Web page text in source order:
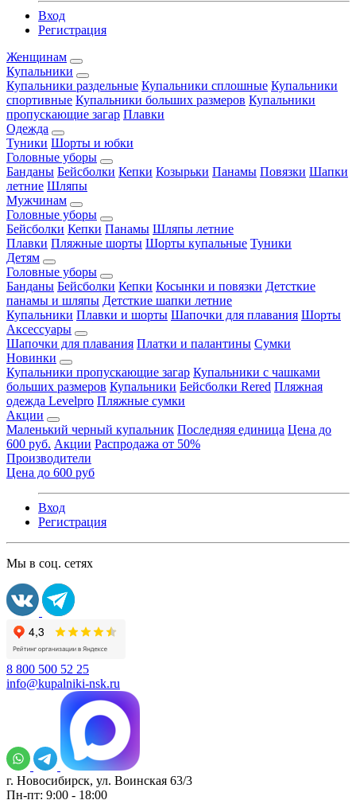
Вход
Регистрация
Женщинам
Купальники
Купальники раздельные Купальники сплошные Купальники
спортивные Купальники больших размеров Купальники
пропускающие загар Плавки
Одежда
Туники Шорты и юбки
Головные уборы
Банданы Бейсболки Кепки Козырьки Панамы Повязки Шапки
летние Шляпы
Мужчинам
Головные уборы
Бейсболки Кепки Панамы Шляпы летние
Плавки Пляжные шорты Шорты купальные Туники
Детям
Головные уборы
Банданы Бейсболки Кепки Косынки и повязки Детсткие
панамы и шляпы Детсткие шапки летние
Купальники Плавки и шорты Шапочки для плавания Шорты
Аксессуары
Шапочки для плавания Платки и палантины Сумки
Новинки
Купальники пропускающие загар Купальники с чашками
больших размеров Купальники Бейсболки Rered Пляжная
одежда Levelpro Пляжные сумки
Акции
Маленький черный купальник Последняя единица Цена до
600 руб. Акции Распродажа от 50%
Производители
Цена до 600 руб
Вход
Регистрация
Мы в соц. сетях
8 800 500 52 25
info@kupalniki-nsk.ru
г. Новосибирск, ул. Воинская 63/3
Пн-пт: 9:00 - 18:00